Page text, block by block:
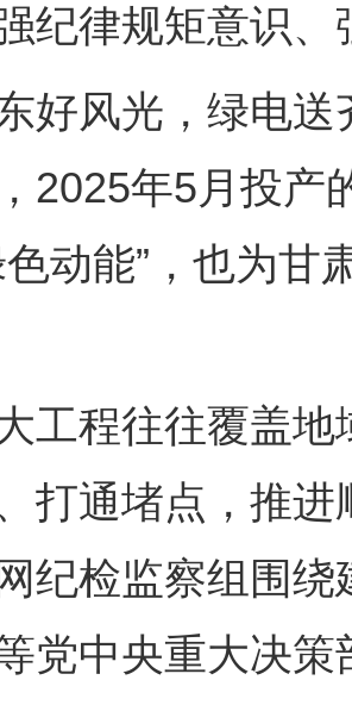
纪律规矩意识
风光，绿电送
2025年5月投产
色动能”，也为
程往往覆盖地
打通堵点，推
纪检监察组围
党中央重大决